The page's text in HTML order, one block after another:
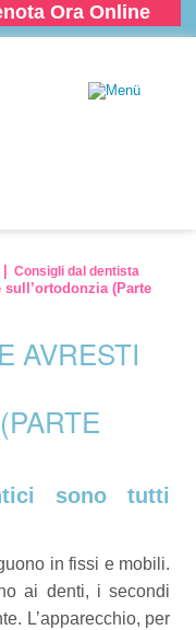
Ora Online
Consigli dal dentista
(Parte
AVRESTI
sono tutti
in fissi e mobili.
ai denti, i secondi
L’apparecchio, per